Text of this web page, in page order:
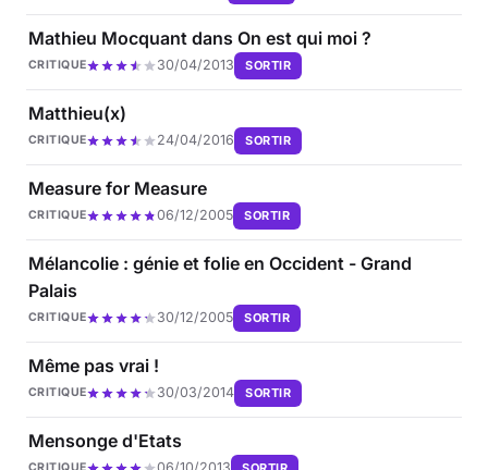
Mathieu Mocquant dans On est qui moi ?
CRITIQUE 30/04/2013 SORTIR
Matthieu(x)
CRITIQUE 24/04/2016 SORTIR
Measure for Measure
CRITIQUE 06/12/2005 SORTIR
Mélancolie : génie et folie en Occident - Grand
Palais
CRITIQUE 30/12/2005 SORTIR
Même pas vrai !
CRITIQUE 30/03/2014 SORTIR
Mensonge d'Etats